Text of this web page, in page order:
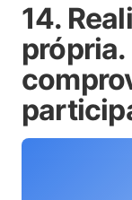
14.
própria.